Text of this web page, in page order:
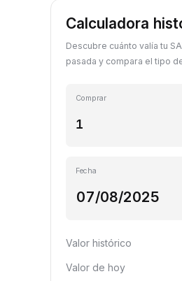
Calculadora
Descubre cuánto valía tu
pasada y compara el tipo
Comprar
Fecha
Valor histórico
Valor de hoy